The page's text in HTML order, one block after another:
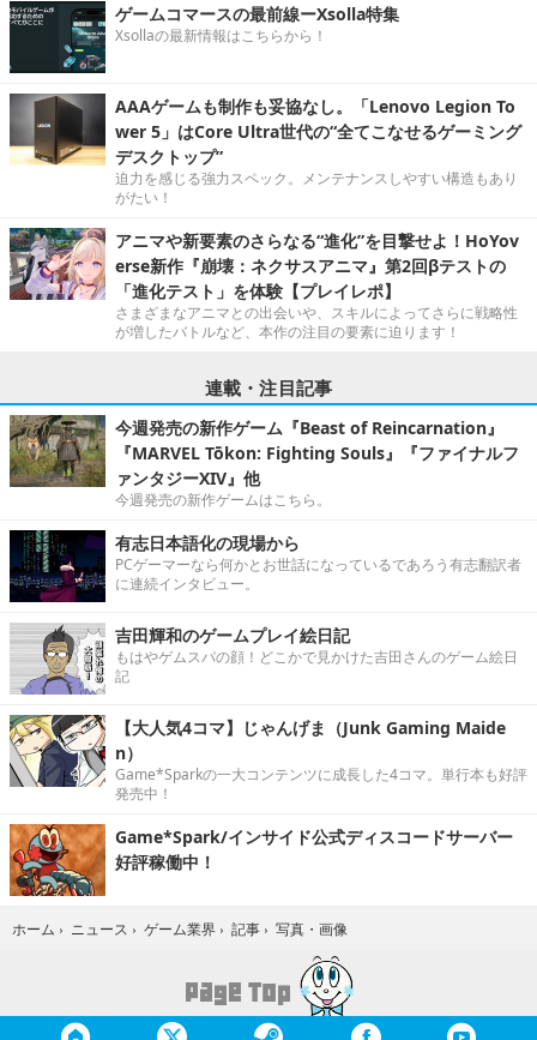
ゲームコマースの最前線ーXsolla特集
Xsollaの最新情報はこちらから！
AAAゲームも制作も妥協なし。「Lenovo Legion To
wer 5」はCore Ultra世代の“全てこなせるゲーミング
デスクトップ”
迫力を感じる強力スペック。メンテナンスしやすい構造もあり
がたい！
アニマや新要素のさらなる“進化”を目撃せよ！HoYov
erse新作『崩壊：ネクサスアニマ』第2回βテストの
「進化テスト」を体験【プレイレポ】
さまざまなアニマとの出会いや、スキルによってさらに戦略性
が増したバトルなど、本作の注目の要素に迫ります！
連載・注目記事
今週発売の新作ゲーム『Beast of Reincarnation』
『MARVEL Tōkon: Fighting Souls』『ファイナルフ
ァンタジーXIV』他
今週発売の新作ゲームはこちら。
有志日本語化の現場から
PCゲーマーなら何かとお世話になっているであろう有志翻訳者
に連続インタビュー。
吉田輝和のゲームプレイ絵日記
もはやゲムスパの顔！どこかで見かけた吉田さんのゲーム絵日
記
【大人気4コマ】じゃんげま（Junk Gaming Maide
n）
Game*Sparkの一大コンテンツに成長した4コマ。単行本も好評
発売中！
Game*Spark/インサイド公式ディスコードサーバー
好評稼働中！
ホーム › ニュース › ゲーム業界 › 記事 › 写真・画像